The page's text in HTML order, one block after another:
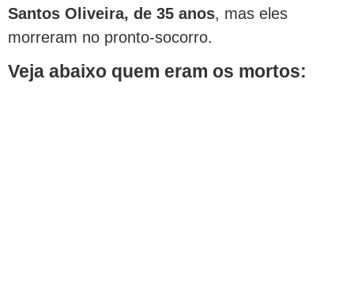
Santos Oliveira, de 35 anos, mas eles
morreram no pronto-socorro.
Veja abaixo quem eram os mortos: